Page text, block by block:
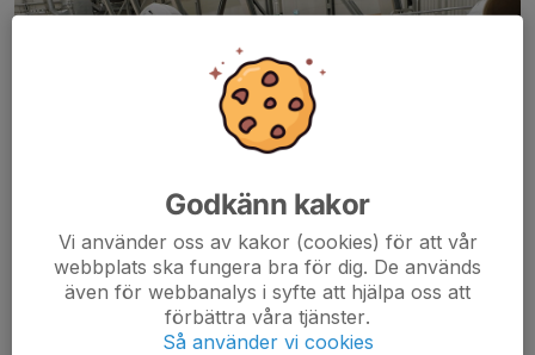
Godkänn kakor
Vi använder oss av kakor (cookies) för att vår
webbplats ska fungera bra för dig. De används
även för webbanalys i syfte att hjälpa oss att
förbättra våra tjänster.
Så använder vi cookies